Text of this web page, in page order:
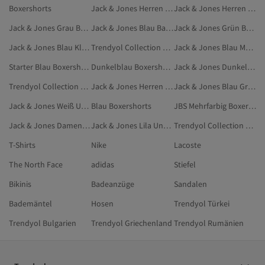
Boxershorts
Jack & Jones Herren Mützen
Jack & Jones Herren Kleidung
Jack & Jones Grau Badeshorts
Jack & Jones Blau Bastelbedarf
Jack & Jones Grün Badeanzüge
Jack & Jones Blau Kleidung
Trendyol Collection Blau Boxershorts
Jack & Jones Blau Mützen
Starter Blau Boxershorts
Dunkelblau Boxershorts
Jack & Jones Dunkelblau Kleidung
Trendyol Collection Dunkelblau Boxershorts
Jack & Jones Herren Hausbekleidung
Jack & Jones Blau Große Größen
Jack & Jones Weiß Unterwäsche & Nachtwäsche Blau Boxershorts
JBS Mehrfarbig Boxershorts
Jack & Jones Damen Unterwäsche & Nachtwäsche
Jack & Jones Lila Unterwäsche & Nachtwäsche
Trendyol Collection Herren Boxershorts
T-Shirts
Nike
Lacoste
The North Face
adidas
Stiefel
Bikinis
Badeanzüge
Sandalen
Bademäntel
Hosen
Trendyol Türkei
Trendyol Bulgarien
Trendyol Griechenland Trendyol Rumänien